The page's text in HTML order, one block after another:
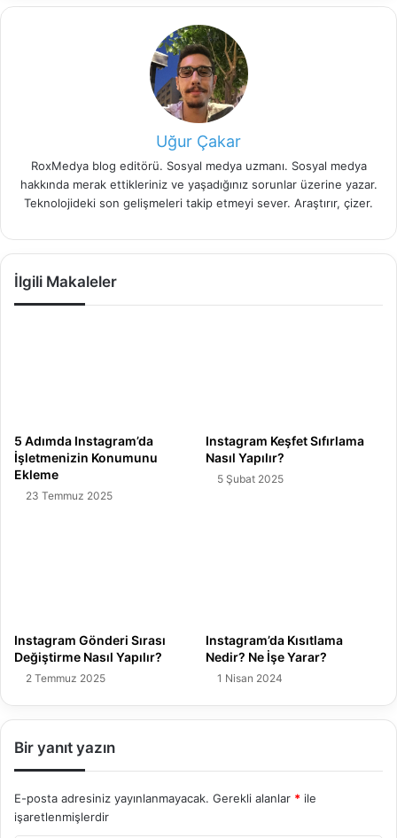
Uğur Çakar
RoxMedya blog editörü. Sosyal medya uzmanı. Sosyal medya
hakkında merak ettikleriniz ve yaşadığınız sorunlar üzerine yazar.
Teknolojideki son gelişmeleri takip etmeyi sever. Araştırır, çizer.
İlgili Makaleler
5 Adımda Instagram’da
İşletmenizin Konumunu
Ekleme
23 Temmuz 2025
Instagram Keşfet Sıfırlama
Nasıl Yapılır?
5 Şubat 2025
Instagram Gönderi Sırası
Değiştirme Nasıl Yapılır?
2 Temmuz 2025
Instagram’da Kısıtlama
Nedir? Ne İşe Yarar?
1 Nisan 2024
Bir yanıt yazın
E-posta adresiniz yayınlanmayacak. Gerekli alanlar * ile
işaretlenmişlerdir